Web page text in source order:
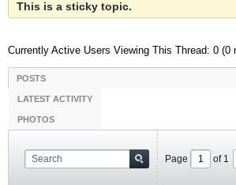
This is a sticky topic.
Currently Active Users Viewing This Thread: 0 (0
POSTS
LATEST ACTIVITY
PHOTOS
Page of 1